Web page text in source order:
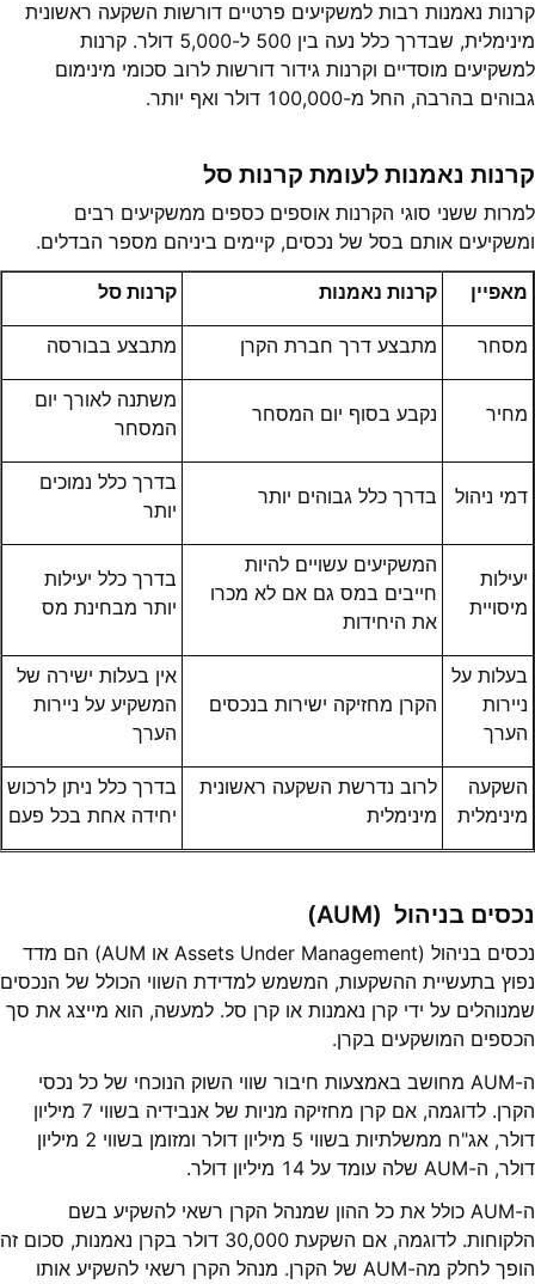
קרנות נאמנות רבות למשקיעים פרטיים דורשות השקעה ראשונית
מינימלית, שבדרך כלל נעה בין 500 ל-5,000 דולר. קרנות
למשקיעים מוסדיים וקרנות גידור דורשות לרוב סכומי מינימום
גבוהים בהרבה, החל מ-100,000 דולר ואף יותר.
קרנות נאמנות לעומת קרנות סל
למרות ששני סוגי הקרנות אוספים כספים ממשקיעים רבים
ומשקיעים אותם בסל של נכסים, קיימים ביניהם מספר הבדלים.
מאפיין קרנות נאמנות קרנות סל
מסחר מתבצע דרך חברת הקרן מתבצע בבורסה
מחיר נקבע בסוף יום המסחר
משתנה לאורך יום
המסחר
דמי ניהול בדרך כלל גבוהים יותר
בדרך כלל נמוכים
יותר
יעילות
מיסויית
המשקיעים עשויים להיות
חייבים במס גם אם לא מכרו
את היחידות
בדרך כלל יעילות
יותר מבחינת מס
בעלות על
ניירות
הערך
הקרן מחזיקה ישירות בנכסים
אין בעלות ישירה של
המשקיע על ניירות
הערך
השקעה
מינימלית
לרוב נדרשת השקעה ראשונית
מינימלית
בדרך כלל ניתן לרכוש
יחידה אחת בכל פעם
נכסים בניהול (AUM)
נכסים בניהול (Assets Under Management או AUM) הם מדד
נפוץ בתעשיית ההשקעות, המשמש למדידת השווי הכולל של הנכסים
שמנוהלים על ידי קרן נאמנות או קרן סל. למעשה, הוא מייצג את סך
הכספים המושקעים בקרן.
ה-AUM מחושב באמצעות חיבור שווי השוק הנוכחי של כל נכסי
הקרן. לדוגמה, אם קרן מחזיקה מניות של אנבידיה בשווי 7 מיליון
דולר, אג"ח ממשלתיות בשווי 5 מיליון דולר ומזומן בשווי 2 מיליון
דולר, ה-AUM שלה עומד על 14 מיליון דולר.
ה-AUM כולל את כל ההון שמנהל הקרן רשאי להשקיע בשם
הלקוחות. לדוגמה, אם השקעת 30,000 דולר בקרן נאמנות, סכום זה
הופך לחלק מה-AUM של הקרן. מנהל הקרן רשאי להשקיע אותו